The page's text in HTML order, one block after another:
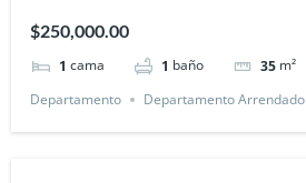
$250,000.00
1 cama 1 baño 35 m²
Departamento
Departamento Arrendado